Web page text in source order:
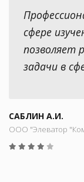
сфере
позволяет
задачи в
САБЛИН А.И.
ООО "Элеватор